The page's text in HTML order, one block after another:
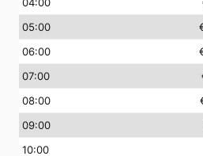
05:00
06:00
07:00
08:00
09:00
10:00